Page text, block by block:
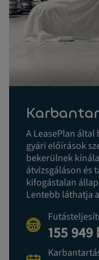
A LeasePlan
gyári előírások
bekerülnek
átvizsgáláson és
kifogástalan
Lentebb láthatja
155 949